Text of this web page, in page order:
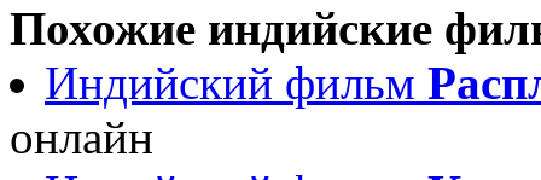
Похожие индийские
Индийский фильм
онлайн